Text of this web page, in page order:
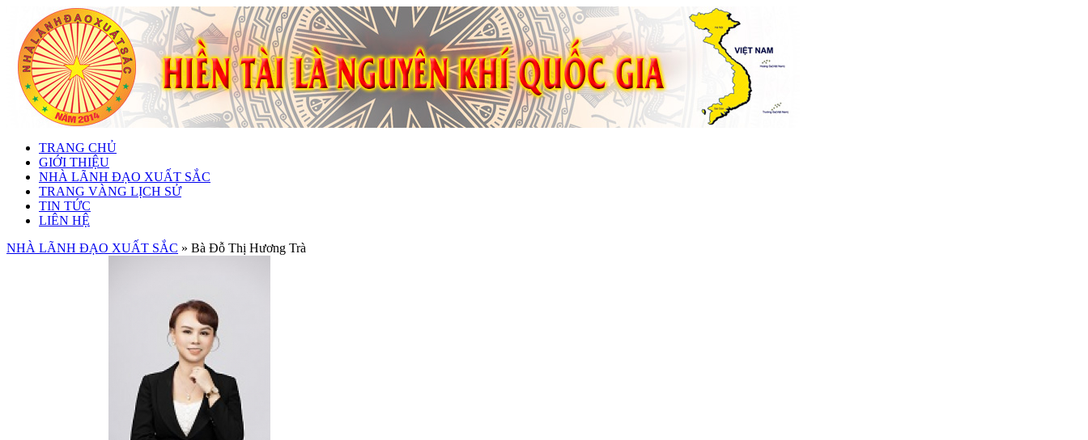
TRANG CHỦ
GIỚI THIỆU
NHÀ LÃNH ĐẠO XUẤT SẮC
TRANG VÀNG LỊCH SỬ
TIN TỨC
LIÊN HỆ
NHÀ LÃNH ĐẠO XUẤT SẮC » Bà Đỗ Thị Hương Trà